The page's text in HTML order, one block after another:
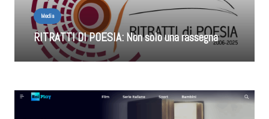
Media
RITRATTI DI POESIA: Non solo una rassegna